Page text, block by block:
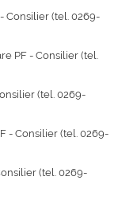
Consilier (tel. 0269-
PF - Consilier (tel.
(tel. 0269-
- Consilier (tel. 0269-
(tel. 0269-